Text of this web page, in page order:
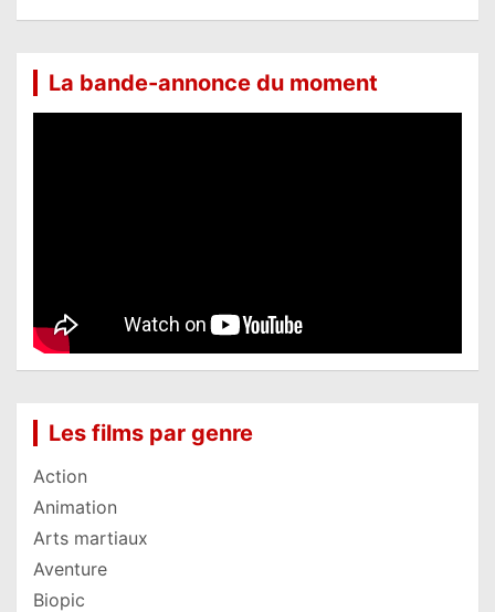
La bande-annonce du moment
Les films par genre
Action
Animation
Arts martiaux
Aventure
Biopic